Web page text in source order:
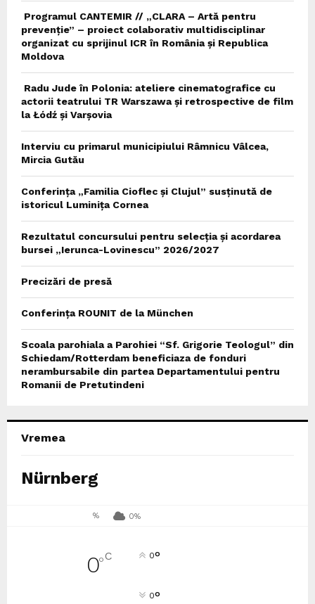
Programul CANTEMIR // „CLARA – Artă pentru
prevenție” – proiect colaborativ multidisciplinar
organizat cu sprijinul ICR în România și Republica
Moldova
Radu Jude în Polonia: ateliere cinematografice cu
actorii teatrului TR Warszawa și retrospective de film
la Łódź și Varșovia
Interviu cu primarul municipiului Râmnicu Vâlcea,
Mircia Gutău
Conferința „Familia Cioflec și Clujul” susținută de
istoricul Luminița Cornea
Rezultatul concursului pentru selecția și acordarea
bursei „Ierunca-Lovinescu” 2026/2027
Precizări de presă
Conferința ROUNIT de la München
Scoala parohiala a Parohiei “Sf. Grigorie Teologul” din
Schiedam/Rotterdam beneficiaza de fonduri
nerambursabile din partea Departamentului pentru
Romanii de Pretutindeni
Vremea
Nürnberg
% 0%
0°C 0°
0°